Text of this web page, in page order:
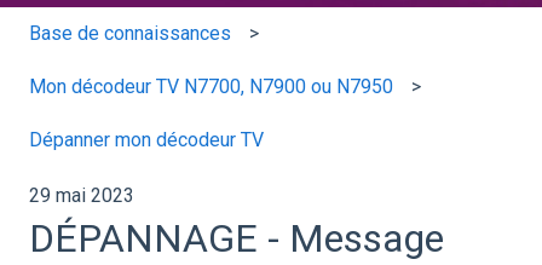
Base de connaissances
Mon décodeur TV N7700, N7900 ou N7950
Dépanner mon décodeur TV
29 mai 2023
DÉPANNAGE - Message